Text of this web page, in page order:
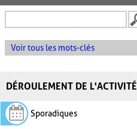
Voir tous les mots-clés
DÉROULEMENT DE L'ACTIVITÉ
Sporadiques